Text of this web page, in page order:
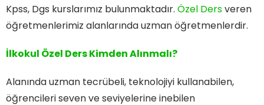
Kpss, Dgs kurslarımız bulunmaktadır. Özel Dersveren
öğretmenlerimiz alanlarında uzman öğretmenlerdir.
İlkokul Özel Ders Kimden Alınmalı?
Alanında uzman tecrübeli, teknolojiyi kullanabilen,
öğrencileri seven ve seviyelerine inebilen